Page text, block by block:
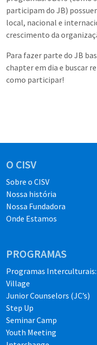
participam do JB)
local, nacional e
crescimento da
Para fazer parte do JB
chapter em dia e buscar
como participar!
O CISV
Sobre o CISV
Nossa história
Nossa Fundadora
Onde Estamos
PROGRAMAS
Programas Interculturais:
Village
Junior Counselors (JC’s)
Step Up
Seminar Camp
Youth Meeting